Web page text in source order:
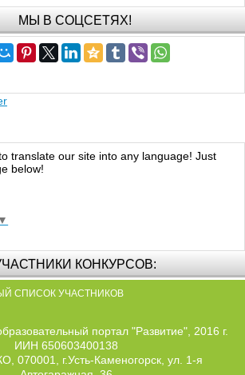
МЫ В СОЦСЕТЯХ!
translate our site into any language! Just
below!
▼
КОНКУРСОВ:
СПИСОК УЧАСТНИКОВ
портал "Развитие", 2016 г.
ИИН 650603400138
070001, г.Усть-Каменогорск, ул. 1-я